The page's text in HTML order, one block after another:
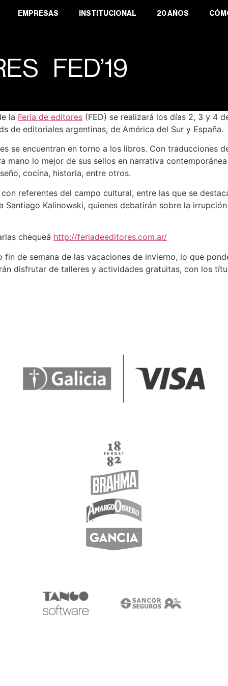
EMPRESAS INSTITUCIONAL 20 AÑOS
FED’19
la Feria de editores (FED) se realizará los días 2, 3 y 4
de editoriales argentinas, de América del Sur y España.
se encuentran en torno a los libros. Con traducciones
mano lo mejor de sus sellos en narrativa
cocina, historia, entre otros.
referentes del campo cultural, entre las que se
Santiago Kalinowski, quienes debatirán sobre la
chequeá http://feriadeeditores.com.ar/
fin de semana de las vacaciones de invierno, lo que
disfrutar de talleres y actividades gratuitas, con los